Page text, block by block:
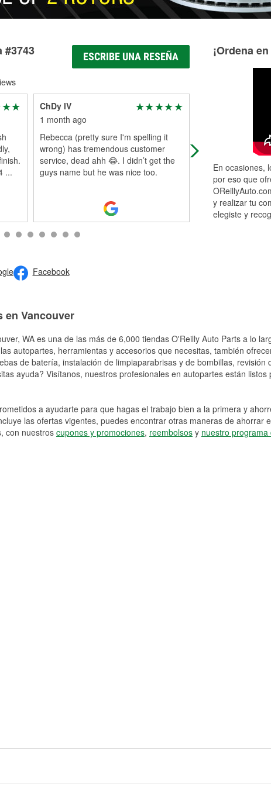
#3743
ESCRIBE UNA RESEÑA
...
ChDy lV
1 month ago
Rebecca (pretty sure I'm spelling it
wrong) has tremendous customer
service, dead ahh 😂. I didn’t get the
guys name but he was nice too.
(Translated by
parts for my car
salesperson
Read More
Facebook
¡Ordena
En ocasiones,
por eso que
y realizar tu
elegiste y
en Vancouver
, WA es una de las más de 6,000 tiendas O'Reilly Auto Parts a lo
autopartes, herramientas y accesorios que necesitas, también
de batería, instalación de limpiaparabrisas y de bombillas, revisión
ayuda? Visítanos, nuestros profesionales en autopartes están listos
a ayudarte para que hagas el trabajo bien a la primera y
las ofertas vigentes, puedes encontrar otras maneras de ahorrar
con nuestros cupones y promociones, reembolsos y nuestro programa